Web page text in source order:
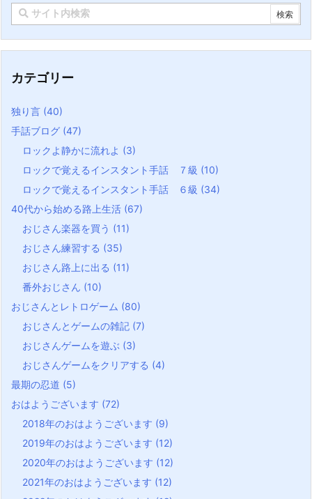
カテゴリー
独り言 (40)
手話ブログ (47)
ロックよ静かに流れよ (3)
ロックで覚えるインスタント手話 ７級 (10)
ロックで覚えるインスタント手話 ６級 (34)
40代から始める路上生活 (67)
おじさん楽器を買う (11)
おじさん練習する (35)
おじさん路上に出る (11)
番外おじさん (10)
おじさんとレトロゲーム (80)
おじさんとゲームの雑記 (7)
おじさんゲームを遊ぶ (3)
おじさんゲームをクリアする (4)
最期の忍道 (5)
おはようございます (72)
2018年のおはようございます (9)
2019年のおはようございます (12)
2020年のおはようございます (12)
2021年のおはようございます (12)